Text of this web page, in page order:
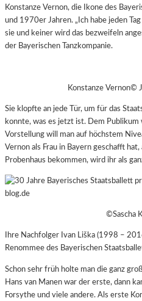
Konstanze Vernon, die Ikone des
und 1970er Jahren. „Ich habe jeden
sie und keiner wird das bezweifeln
der Bayerischen Tanzkompanie.
Konstanze Vernon©
Sie klopfte an jede Tür, um für das
konnte, was es jetzt ist. Dem
Vorstellung will man auf höchstem
Vernon als Frau in Bayern geschafft
Probenhaus bekommen, wird ihr als
©Sascha
Ihre Nachfolger Ivan Liška (1998 –
Renommee des Bayerischen
Schon sehr früh holte man die ganz
Hans van Manen war der erste, dann
Forsythe und viele andere. Als erste